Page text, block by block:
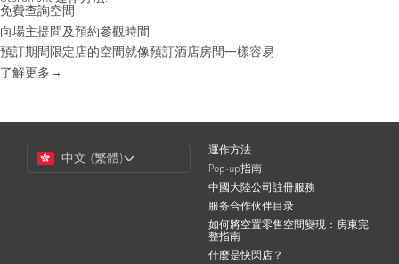
免費查詢空間
向場主提問及預約參觀時間
預訂期間限定店的空間就像預訂酒店房間一樣容易
了解更多→
Choose
Language
中文 (繁體)
運作方法
Pop-up指南
中國大陸公司註冊服務
服务合作伙伴目录
如何將空置零售空間變現：房東完
整指南
什麼是快閃店？